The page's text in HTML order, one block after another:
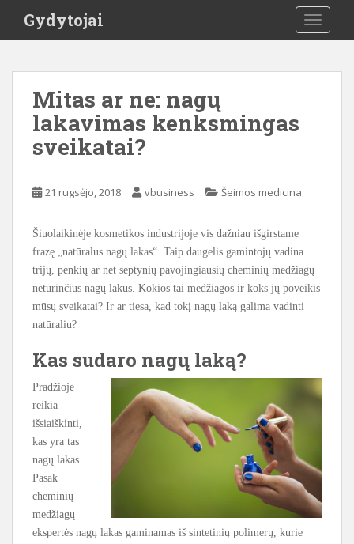
i
Gydytojai
Mitas ar ne: nagų
lakavimas kenksmingas
sveikatai?
21 rugsėjo, 2018 vbusiness Šeimos medicina
Šiuolaikinėje kosmetikos industrijoje vis dažniau išgirstame
frazę „natūralus nagų lakas“. Taip daugelis gamintojų vadina
trijų, penkių ar net septynių pavojingiausių cheminių medžiagų
neturinčius nagų lakus. Kokios tai medžiagos ir koks jų poveikis
mūsų sveikatai? Ir ar tiesa, kad tokį nagų laką galima vadinti
natūraliu?
Kas sudaro nagų laką?
Pradžioje
reikia
išsiaiškinti,
kas yra tas
nagų lakas.
Pasak
cheminių
medžiagų
ekspertės nagų lakas gaminamas iš sintetinių polimerų, kurie